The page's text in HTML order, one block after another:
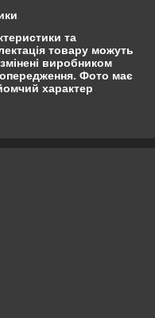
та
товару можуть
виробником
Фото має
характер